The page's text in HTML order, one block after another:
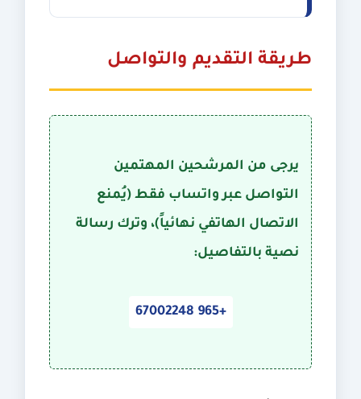
طريقة التقديم والتواصل
يرجى من المرشحين المهتمين
التواصل عبرواتساب فقط (يُمنع
الاتصال الهاتفي نهائياً)، وترك رسالة
نصية بالتفاصيل:
67002248 965+